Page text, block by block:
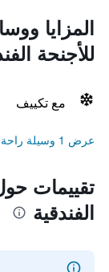
المزايا
للأجنحة
مع تكييف
عرض 1 وسيلة راحة
تقييمات
الفندقية